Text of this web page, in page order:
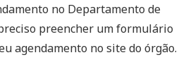
no Departamento de
preencher um formulário
agendamento no site do órgão.